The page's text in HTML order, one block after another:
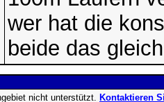
wer hat die
beide das
nicht unterstützt. Kontaktieren